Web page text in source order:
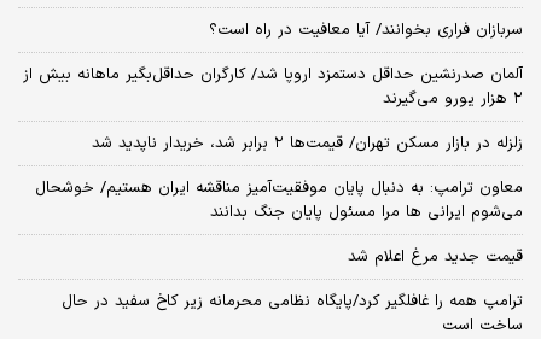
سربازان فراری بخوانند/ آیا معافیت در راه است؟
آلمان صدرنشین حداقل دستمزد اروپا شد/ کارگران حداقل‌بگیر ماهانه بیش از
۲ هزار یورو می‌گیرند
زلزله در بازار مسکن تهران/ قیمت‌ها ۲ برابر شد، خریدار ناپدید شد
معاون ترامپ: به دنبال پایان موفقیت‌آمیز مناقشه ایران هستیم/ خوشحال
می‌شوم ایرانی ها مرا مسئول پایان جنگ بدانند
قیمت جدید مرغ اعلام شد
ترامپ همه را غافلگیر کرد/پایگاه نظامی محرمانه زیر کاخ سفید در حال
ساخت است